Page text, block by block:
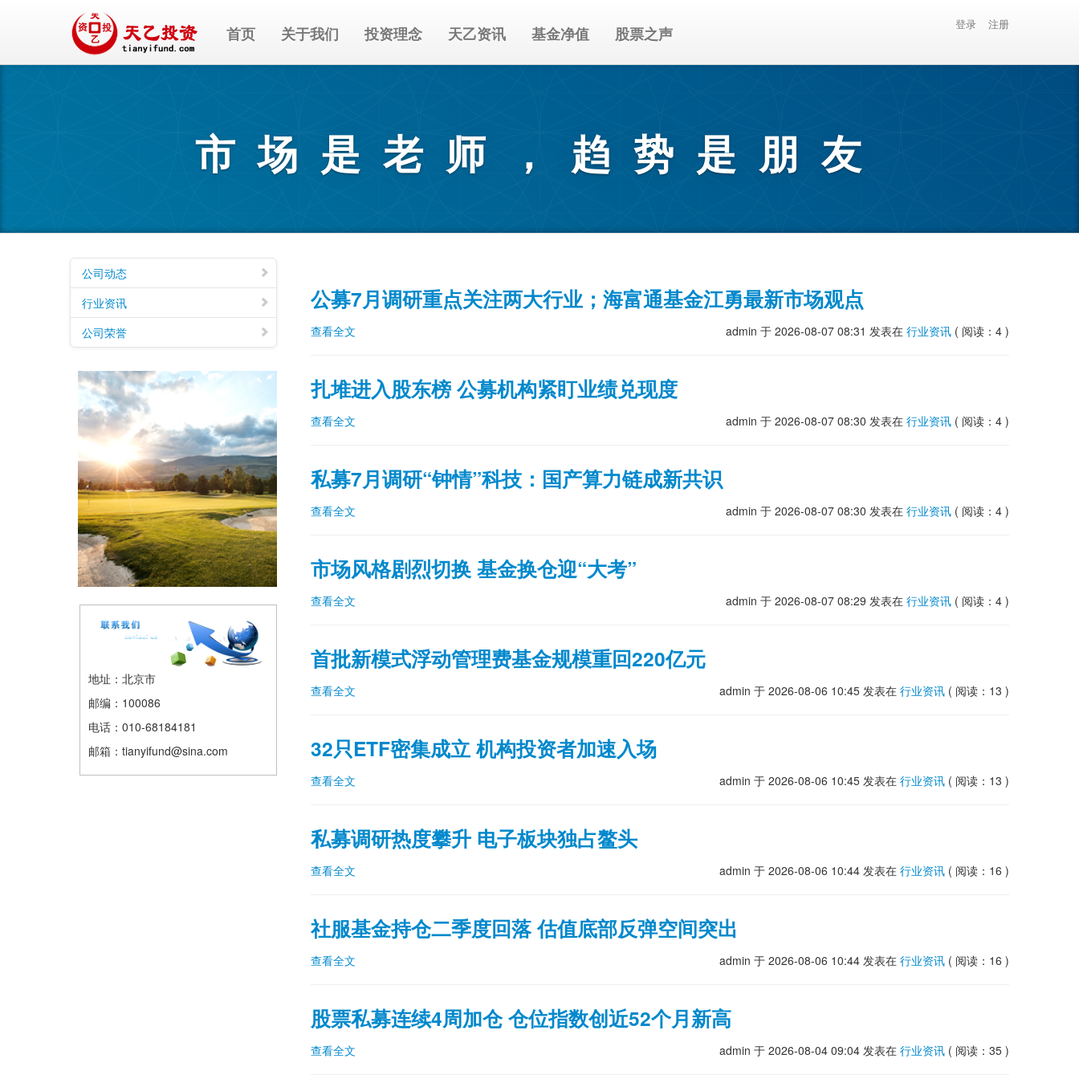
首页 关于我们 投资理念 天乙资讯 基金净值 股票之声 登录 注册
市场是老师，趋势是朋友
公司动态
行业资讯
公司荣誉
地址：北京市
邮编：100086
电话：010-68184181
邮箱：tianyifund@sina.com
知名
公募7月调研重点关注两大行业；海富通基金江勇最新市场观点
查看全文 admin 于 2026-08-07 08:31 发表在 行业资讯 ( 阅读：4 )
扎堆进入股东榜 公募机构紧盯业绩兑现度
查看全文 admin 于 2026-08-07 08:30 发表在 行业资讯 ( 阅读：4 )
私募7月调研“钟情”科技：国产算力链成新共识
查看全文 admin 于 2026-08-07 08:30 发表在 行业资讯 ( 阅读：4 )
市场风格剧烈切换 基金换仓迎“大考”
查看全文 admin 于 2026-08-07 08:29 发表在 行业资讯 ( 阅读：4 )
首批新模式浮动管理费基金规模重回220亿元
查看全文 admin 于 2026-08-06 10:45 发表在 行业资讯 ( 阅读：13 )
32只ETF密集成立 机构投资者加速入场
查看全文 admin 于 2026-08-06 10:45 发表在 行业资讯 ( 阅读：13 )
私募调研热度攀升 电子板块独占鳌头
查看全文 admin 于 2026-08-06 10:44 发表在 行业资讯 ( 阅读：16 )
社服基金持仓二季度回落 估值底部反弹空间突出
查看全文 admin 于 2026-08-06 10:44 发表在 行业资讯 ( 阅读：16 )
股票私募连续4周加仓 仓位指数创近52个月新高
查看全文 admin 于 2026-08-04 09:04 发表在 行业资讯 ( 阅读：35 )